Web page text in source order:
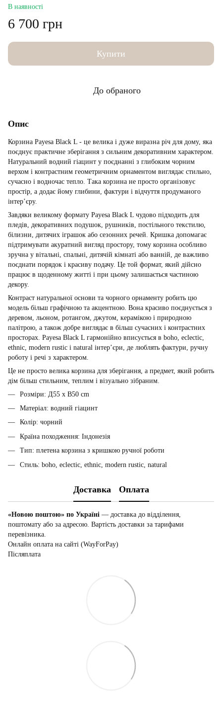
В наявності
6 700 грн
Купити
До обраного
Опис
Корзина Payesa Black L - це велика і дуже виразна річ для дому, яка
поєднує практичне зберігання з сильним декоративним характером.
Натуральний водний гіацинт у поєднанні з глибоким чорним
верхом і контрастним геометричним орнаментом виглядає стильно,
сучасно і водночас тепло. Така корзина не просто організовує
простір, а додає йому глибини, фактури і відчуття продуманого
інтер’єру.
Завдяки великому формату Payesa Black L чудово підходить для
пледів, декоративних подушок, рушників, постільного текстилю,
білизни, дитячих іграшок або сезонних речей. Кришка допомагає
підтримувати акуратний вигляд простору, тому корзина особливо
зручна у вітальні, спальні, дитячій кімнаті або ванній, де важливо
поєднати порядок і красиву подачу. Це той формат, який дійсно
працює в щоденному житті і при цьому залишається частиною
декору.
Контраст натуральної основи та чорного орнаменту робить цю
модель більш графічною та акцентною. Вона красиво поєднується з
деревом, льоном, ротангом, джутом, керамікою і природною
палітрою, а також добре виглядає в більш сучасних і контрастних
просторах. Payesa Black L гармонійно вписується в boho, eclectic,
ethnic, modern rustic і natural інтер’єри, де люблять фактури, ручну
роботу і речі з характером.
Це не просто велика корзина для зберігання, а предмет, який робить
дім більш стильним, теплим і візуально зібраним.
Розміри: Д55 x В50 cm
Матеріал: водний гіацинт
Колір: чорний
Країна походження: Індонезія
Тип: плетена корзина з кришкою ручної роботи
Стиль: boho, eclectic, ethnic, modern rustic, natural
Доставка Оплата
«Новою поштою» по Україні — доставка до відділення,
поштомату або за адресою. Вартість доставки за тарифами
перевізника.
Онлайн оплата на сайті (WayForPay)
Післяплата